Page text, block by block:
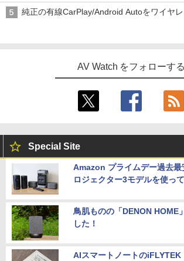
純正の有線CarPlay/Android Autoをワイヤ
AV Watch をフォローする
Special Site
Amazon プライムデー過去
ロジェクター3モデルを使っ
鳥肌ものの「DENON HOME
した！
AIスマートノートのiFLYTEK